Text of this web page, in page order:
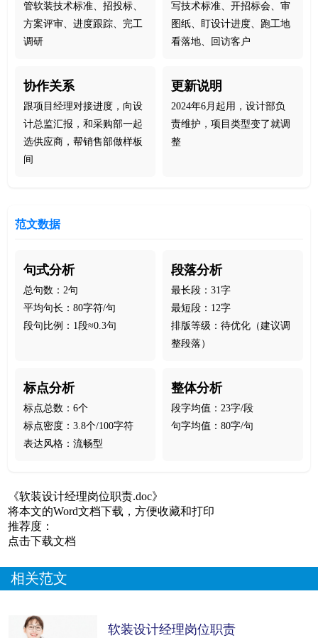
管软装技术标准、招投标、
方案评审、进度跟踪、完工
调研
写技术标准、开招标会、审
图纸、盯设计进度、跑工地
看落地、回访客户
协作关系
跟项目经理对接进度，向设
计总监汇报，和采购部一起
选供应商，帮销售部做样板
间
更新说明
2024年6月起用，设计部负
责维护，项目类型变了就调
整
范文数据
句式分析
总句数：2句
平均句长：80字符/句
段句比例：1段≈0.3句
段落分析
最长段：31字
最短段：12字
排版等级：待优化（建议调
整段落）
标点分析
标点总数：6个
标点密度：3.8个/100字符
表达风格：流畅型
整体分析
段字均值：23字/段
句字均值：80字/句
《软装设计经理岗位职责.doc》
将本文的Word文档下载，方便收藏和打印
推荐度：
点击下载文档
相关范文
软装设计经理岗位职责